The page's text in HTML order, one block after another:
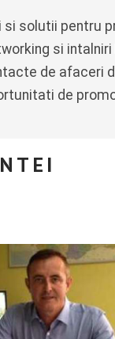
si solutii pentru
si intalniri
de afaceri
de